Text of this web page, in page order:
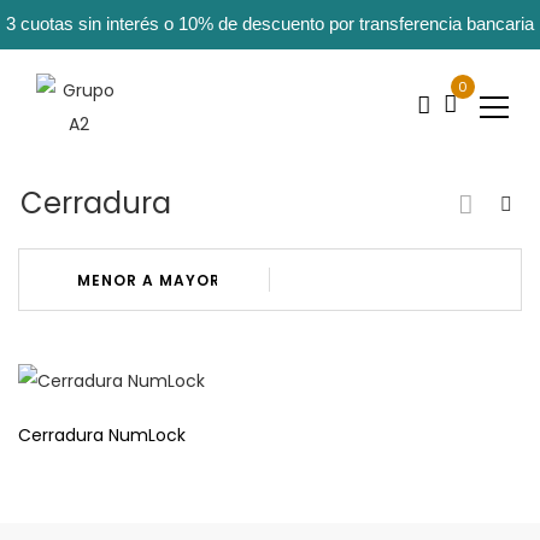
3 cuotas sin interés o 10% de descuento por transferencia bancaria
0
Cerradura
Cerradura NumLock